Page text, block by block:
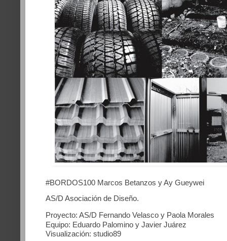
#BORDOS100 Marcos Betanzos y Ay Gueywei
AS/D Asociación de Diseño.
Proyecto: AS/D Fernando Velasco y Paola Morales
Equipo: Eduardo Palomino y Javier Juárez
Visualización: studio89